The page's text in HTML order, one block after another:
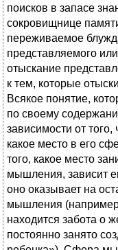
поисков в запасе
сокровищнице
переживаемое
представляемого
отыскание
к тем, которые
Всякое понятие,
по своему
зависимости от
какое место в его
того, какое место
мышления, зависит
оно оказывает на
мышления
находится забота о
постоянно занято